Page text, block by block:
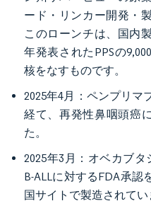
ード・リンカー開発・
このローンチは、国内
年発表されたPPSの
核をなすものです。
2025年4月：ペンプリマ
経て、再発性鼻咽頭癌
た。
2025年3月：オベカブ
B-ALLに対するFDA承認
国サイトで製造されてい